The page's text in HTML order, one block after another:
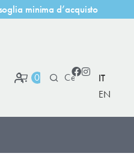
nima d’acquisto
0
IT
EN